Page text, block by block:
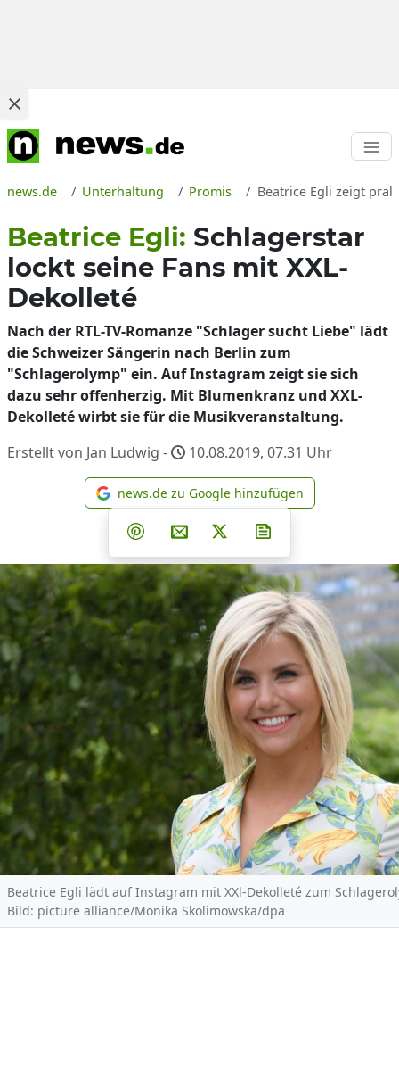
news.de Unterhaltung Promis Beatrice Egli zeigt
Beatrice Egli: Schlagerstar
lockt seine Fans mit XXL-
Dekolleté
Nach der RTL-TV-Romanze "Schlager sucht Liebe" lädt
die Schweizer Sängerin nach Berlin zum
"Schlagerolymp" ein. Auf Instagram zeigt sie sich
dazu sehr offenherzig. Mit Blumenkranz und XXL-
Dekolleté wirbt sie für die Musikveranstaltung.
Erstellt von Jan Ludwig -
10.08.2019, 07.31 Uhr
news.de zu Google
news.de zu Google hinzufügen
Teilen auf Facebook
Teilen auf Whatsapp
Teilen auf Telegram
Teilen auf Pinterest
Per E-Mail teilen
Post auf X
Beatrice Egli lädt auf Instagram mit XXl-Dekolleté zum
Bild: picture alliance/Monika Skolimowska/dpa